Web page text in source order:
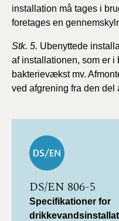
installation må tages i
foretages en
Stk. 5. Ubenyttede
af installationen, som er i
bakterievækst mv.
ved afgrening fra den del
DS/EN 806-5
Specifikationer for